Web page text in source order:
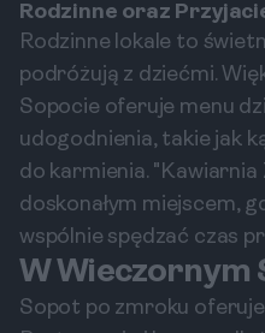
Rodzinne oraz
Rodzinne lokale to
podróżują z dziećmi.
Sopocie oferuje menu
udogodnienia, takie jak
do karmienia. "Kawiarnia
doskonałym miejscem,
wspólnie spędzać czas
W Wieczornym
Sopot po zmroku oferuje